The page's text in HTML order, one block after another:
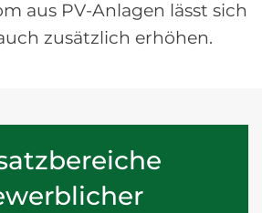
aus PV-Anlagen lässt sich
zusätzlich erhöhen.